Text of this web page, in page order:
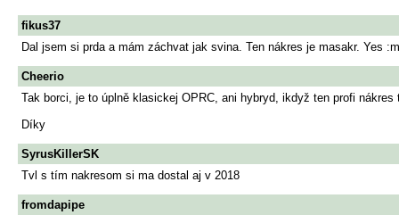
fikus37
Dal jsem si prda a mám záchvat jak svina. Ten nákres je masakr. Yes
Cheerio
Tak borci, je to úplně klasickej OPRC, ani hybryd, ikdyž ten profi
Díky
SyrusKillerSK
Tvl s tím nakresom si ma dostal aj v 2018
fromdapipe